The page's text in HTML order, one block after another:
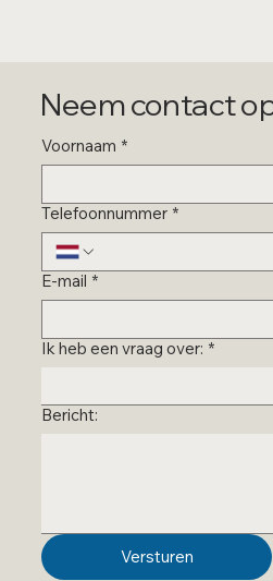
Neem contact
Voornaam *
Telefoonnummer *
E-mail *
Ik heb een vraag over: *
Bericht:
Versturen